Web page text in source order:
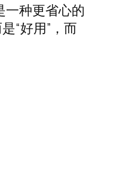
一种更省心的
“好用”，而